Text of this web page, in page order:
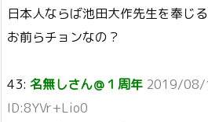
日本人ならば池田大作先生を奉じ
お前らチョンなの？
43: 名無しさん＠１周年 2019/08/
ID:8YVr+Lio0